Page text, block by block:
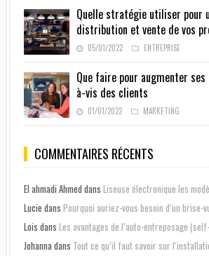
Quelle stratégie utiliser pour
distribution et vente de vos
05/01/2022 ENTREPRISE
Que faire pour augmenter
à-vis des clients
01/01/2022 MARKETING
COMMENTAIRES RÉCENTS
El ahmadi Ahmed dans Liseuse électronique les
Lucie dans Pourquoi auriez-vous besoin d’un brise-
Lois dans Les avantages de l’auto-entreposage
Johanna dans Tout ce qu’il faut savoir sur